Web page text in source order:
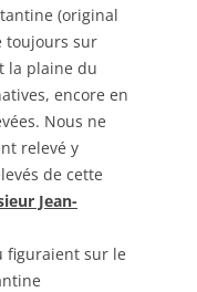
(original
toujours sur
la plaine du
encore en
Nous ne
relevé y
de cette
Jean-
figuraient sur le